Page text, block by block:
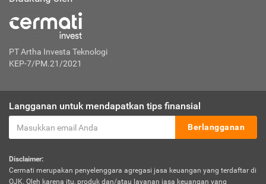
PT Artha Investa Teknologi
KEP-7/PM.21/2021
Langganan untuk mendapatkan tips finansial
Berlangganan
Disclaimer:
Cermati merupakan penyelenggara agregasi jasa keuangan yang terdaftar di
OJK. Oleh karena itu, produk dan/atau layanan jasa keuangan yang